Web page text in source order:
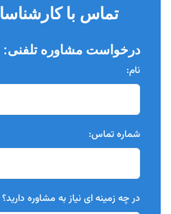
تماس با
درخواست مشاوره تلفنی:
نام:
شماره تماس:
در چه زمینه ای نیاز به مشاوره دارید؟